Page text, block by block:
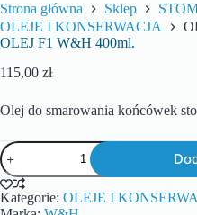
Strona główna Sklep
OLEJE I KONSERWACJA
OLEJ F1 W&H 400ml.
115,00 zł
Olej do smarowania końcówek
Kategorie: OLEJE I